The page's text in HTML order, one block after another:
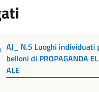
A)_ N.5 Luoghi individuati
belloni di PROPAGANDA
ALE